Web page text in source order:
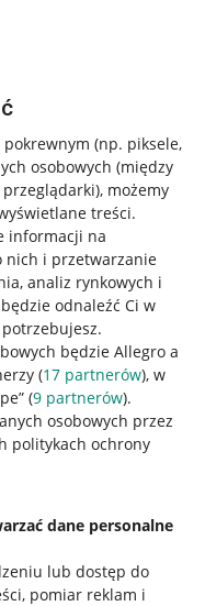
(np. piksele,
osobowych (między
, możemy
treści.
informacji na
nich i przetwarzanie
analiz rynkowych i
odnaleźć Ci w
będzie Allegro a
(17 partnerów), w
(9 partnerów).
osobowych przez
politykach ochrony
dane personalne
lub dostęp do
pomiar reklam i